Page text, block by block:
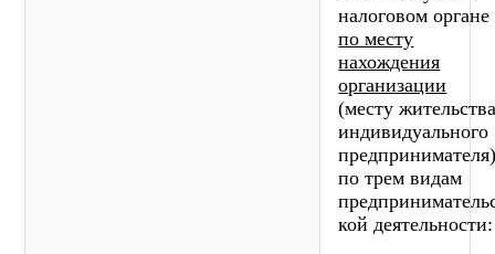
налоговом органе
по месту
нахождения
организации
(месту
индивидуального
по трем видам
кой деятельности: